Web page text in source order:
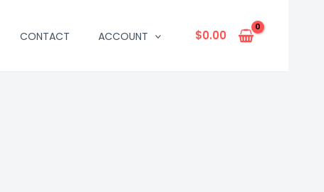
CONTACT ACCOUNT $0.00